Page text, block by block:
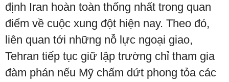
định Iran hoàn toàn thống nhất trong quan
điểm về cuộc xung đột hiện nay. Theo đó,
liên quan tới những nỗ lực ngoại giao,
Tehran tiếp tục giữ lập trường chỉ tham gia
đàm phán nếu Mỹ chấm dứt phong tỏa các